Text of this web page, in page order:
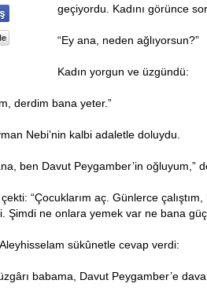
geçiyordu. Kadını görünce
“Ey ana, neden ağlıyorsun?”
Kadın yorgun ve üzgündü:
derdim bana yeter.”
Nebi’nin kalbi adaletle doluydu.
ben Davut Peygamber’in oğluyum,”
çekti: “Çocuklarım aç. Günlerce
Şimdi ne onlara yemek var ne bana
sükûnetle cevap verdi:
babama, Davut Peygamber’e